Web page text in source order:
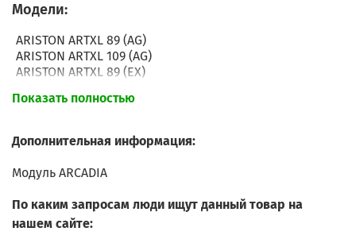
Модели:
ARISTON ARTXL 89 (AG)
ARISTON ARTXL 109 (AG)
ARISTON ARTXL 89 (EX)
ARISTON AQ9L 28 U (EX)
ARISTON AQ9F 28 X (EX)
ARISTON AQ9F 28 U H (EX)
ARISTON AQ9L 08 U (KW)
ARISTON AQ9L 08 U (EX) 60HZ
ARISTON AQ9F 28 X (EX) 60HZ
ARISTON AQ9F 29 U (AG)/V
ARISTON AQ9F 29 X (AG)
Показать полностью
Дополнительная информация:
Модуль ARCADIA
По каким запросам люди ищут данный товар на
нашем сайте: